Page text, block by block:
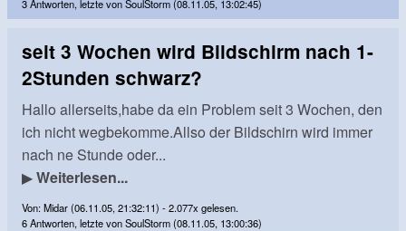
3 Antworten, letzte von SoulStorm (08.11.05, 13:02:45)
seit 3 Wochen wird Bildschirm nach 1-
2Stunden schwarz?
Hallo allerseits,habe da ein Problem seit 3 Wochen, den
ich nicht wegbekomme.Allso der Bildschirn wird immer
nach ne Stunde oder...
▶Weiterlesen...
Von: Midar (06.11.05, 21:32:11) - 2.077x gelesen.
6 Antworten, letzte von SoulStorm (08.11.05, 13:00:36)